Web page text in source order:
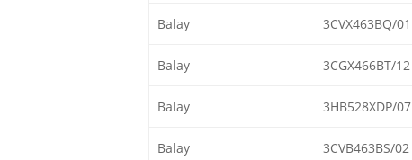
Balay 3CVX463BQ/01
Balay 3CGX466BT/12
Balay 3HB528XDP/07
Balay 3CVB463BS/02